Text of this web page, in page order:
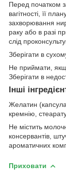
Перед початком
вагітності, її
захворювання
раку або в разі
слід
Зберігати в
Не приймати,
Зберігати в
Інші
Желатин
кремнію,
Не містить
консервантів,
ароматичних
Приховати